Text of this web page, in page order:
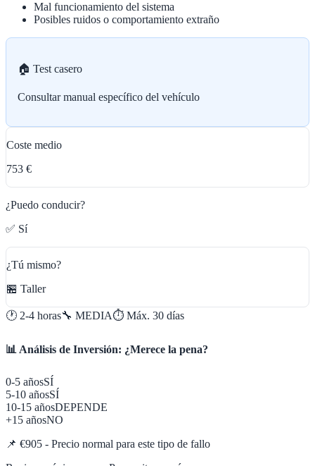
Mal funcionamiento del sistema
Posibles ruidos o comportamiento extraño
🏠 Test casero
Consultar manual específico del vehículo
Coste medio
753 €
¿Puedo conducir?
✅ Sí
¿Tú mismo?
🏪 Taller
🕐 2-4 horas🔧 MEDIA⏱️ Máx. 30 días
📊 Análisis de Inversión: ¿Merece la pena?
0-5 añosSÍ
5-10 añosSÍ
10-15 añosDEPENDE
+15 añosNO
📌 €905 - Precio normal para este tipo de fallo